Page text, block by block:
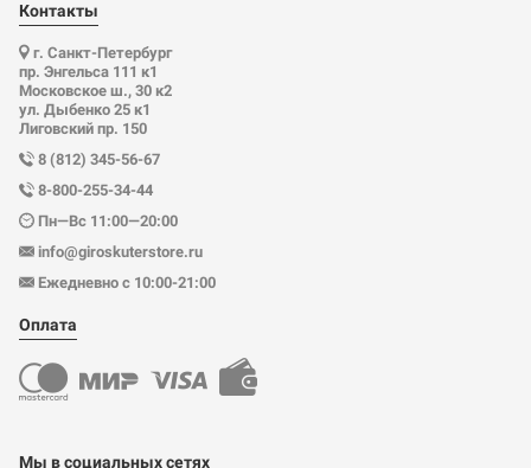
Контакты
г. Санкт-Петербург
пр. Энгельса 111 к1
Московское ш., 30 к2
ул. Дыбенко 25 к1
Лиговский пр. 150
8 (812) 345-56-67
8-800-255-34-44
Пн—Вс 11:00—20:00
info@giroskuterstore.ru
Ежедневно с 10:00-21:00
Оплата
Мы в социальных сетях